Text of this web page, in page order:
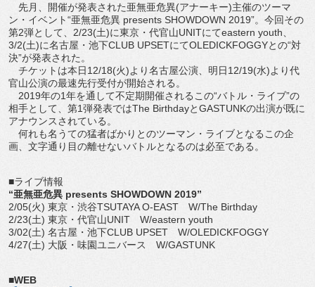
先月、開催が発表された亜無亜危異(アナーキー)主催のツーマ
ン・イベント“亜無亜危異 presents SHOWDOWN 2019”。今回その
第2弾として、2/23(土)に東京・代官山UNITにてeastern youth、
3/2(土)に名古屋・池下CLUB UPSETにてOLEDICKFOGGYとの“対
決”が発表された。
チケットは本日12/18(火)より名古屋公演、明日12/19(水)より代
官山公演の最速先行受付が開始される。
2019年の1年を通して不定期開催されるこの“バトル・ライブ”の
相手として、第1弾発表ではThe BirthdayとGASTUNKの出演が既に
アナウンスされている。
何れも名うての猛者ばかりとのツーマン・ライブとなるこの企
画、文字通り目の離せないバトルとなるのは必至である。
■ライブ情報
“亜無亜危異 presents SHOWDOWN 2019”
2/05(火) 東京・渋谷TSUTAYA O-EAST W/The Birthday
2/23(土) 東京・代官山UNIT W/eastern youth
3/02(土) 名古屋・池下CLUB UPSET W/OLEDICKFOGGY
4/27(土) 大阪・味園ユニバース W/GASTUNK
■WEB